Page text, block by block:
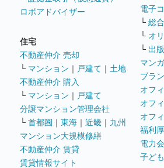
ロボアドバイザー
住宅
不動産仲介 売却
└ マンション ｜ 戸建て ｜ 土地
不動産仲介 購入
└ マンション ｜ 戸建て
分譲マンション管理会社
└ 首都圏 ｜ 東海 ｜ 近畿 ｜ 九州
マンション大規模修繕
不動産仲介 賃貸
賃貸情報サイト
電子
└ 総
└ オ
└ 出
マン
ブラ
オフ
オフ
オフ
福利
電力
子ど